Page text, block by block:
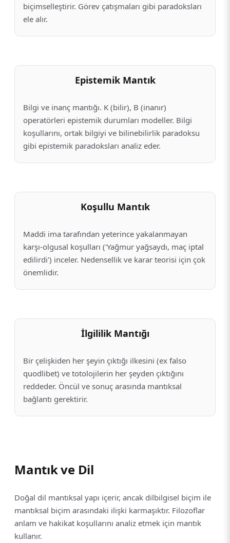
biçimselleştirir. Görev çatışmaları gibi paradoksları
ele alır.
Epistemik Mantık
Bilgi ve inanç mantığı. K (bilir), B (inanır)
operatörleri epistemik durumları modeller. Bilgi
koşullarını, ortak bilgiyi ve bilinebilirlik paradoksu
gibi epistemik paradoksları analiz eder.
Koşullu Mantık
Maddi ima tarafından yeterince yakalanmayan
karşı-olgusal koşulları ('Yağmur yağsaydı, maç iptal
edilirdi') inceler. Nedensellik ve karar teorisi için çok
önemlidir.
İlgililik Mantığı
Bir çelişkiden her şeyin çıktığı ilkesini (ex falso
quodlibet) ve totolojilerin her şeyden çıktığını
reddeder. Öncül ve sonuç arasında mantıksal
bağlantı gerektirir.
Mantık ve Dil
Doğal dil mantıksal yapı içerir, ancak dilbilgisel biçim ile
mantıksal biçim arasındaki ilişki karmaşıktır. Filozoflar
anlam ve hakikat koşullarını analiz etmek için mantık
kullanır.